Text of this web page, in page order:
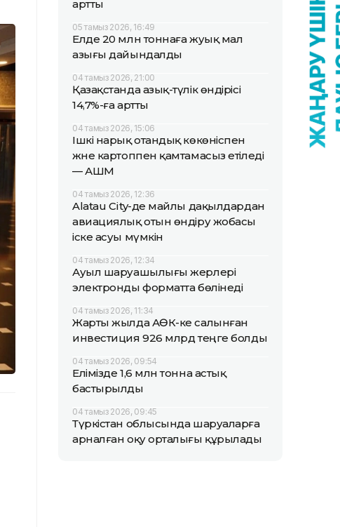
артты
05 тамыз 2026, 16:49
Елде 20 млн тоннаға жуық мал
азығы дайындалды
04 тамыз 2026, 21:00
Қазақстанда азық-түлік өндірісі
14,7%-ға артты
04 тамыз 2026, 15:06
Ішкі нарық отандық көкөніспен
және картоппен қамтамасыз етіледі
— АШМ
04 тамыз 2026, 12:36
Alatau City-де майлы дақылдардан
авиациялық отын өндіру жобасы
іске асуы мүмкін
04 тамыз 2026, 12:34
Ауыл шаруашылығы жерлері
электронды форматта бөлінеді
04 тамыз 2026, 11:34
Жарты жылда АӨК-ке салынған
инвестиция 926 млрд теңге болды
04 тамыз 2026, 09:54
Елімізде 1,6 млн тонна астық
бастырылды
04 тамыз 2026, 09:45
Түркістан облысында шаруаларға
арналған оқу орталығы құрылады